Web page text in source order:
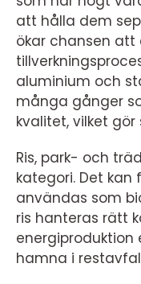
att hålla dem
ökar chansen att
aluminium och
många gånger
kvalitet, vilket
Ris, park- och
kategori. Det kan
användas som
ris hanteras rätt
energiproduktion
hamna i